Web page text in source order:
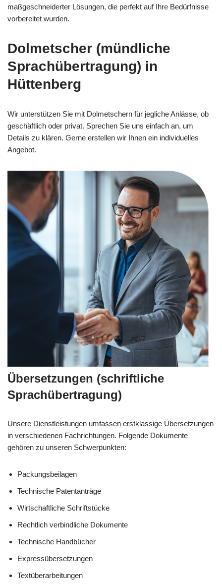
maßgeschneiderter Lösungen, die perfekt auf Ihre Bedürfnisse
vorbereitet wurden.
Dolmetscher (mündliche
Sprachübertragung) in
Hüttenberg
Wir unterstützen Sie mit Dolmetschern für jegliche Anlässe, ob
geschäftlich oder privat. Sprechen Sie uns einfach an, um
Details zu klären. Gerne erstellen wir Ihnen ein individuelles
Angebot.
Übersetzungen (schriftliche
Sprachübertragung)
Unsere Dienstleistungen umfassen erstklassige Übersetzungen
in verschiedenen Fachrichtungen. Folgende Dokumente
gehören zu unseren Schwerpunkten:
Packungsbeilagen
Technische Patentanträge
Wirtschaftliche Schriftstücke
Rechtlich verbindliche Dokumente
Technische Handbücher
Expressübersetzungen
Textüberarbeitungen